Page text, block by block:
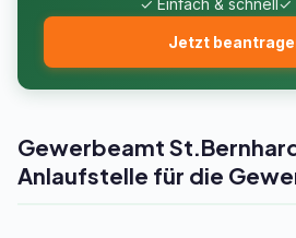
✓ Einfach & schnell✓
Jetzt
Gewerbeamt
Anlaufstelle für die